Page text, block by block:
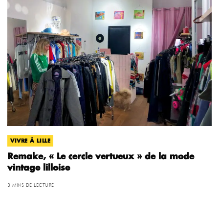
VIVRE À LILLE
Remake, « Le cercle vertueux » de la mode
vintage lilloise
3 MINS DE LECTURE